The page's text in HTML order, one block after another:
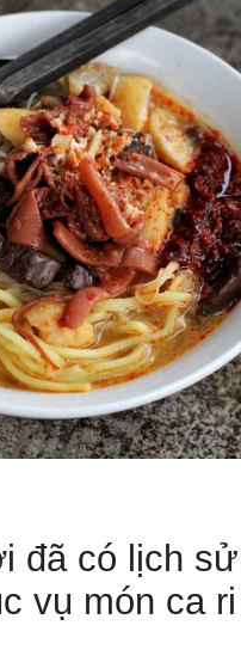
đã có lịch
vụ món ca